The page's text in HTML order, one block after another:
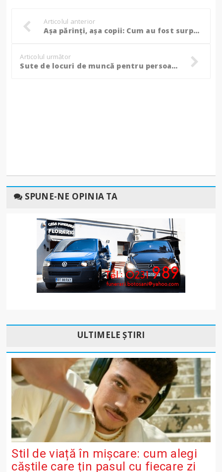
Articolul anterior
Așa părinți, așa copii: Cum au fost surprinși într-un parc de joacă din Botoșani! (Foto)
Articolul următor
Sute de locuri de muncă pentru persoanele cu studii medii. Ce oferte au angajatorii din Botoșani în această perioadă!
SPUNE-NE OPINIA TA
ULTIMELE ȘTIRI
Stil de viață în mișcare: cum alegi
căștile care țin pasul cu fiecare zi